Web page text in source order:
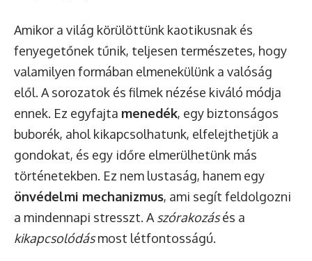
Amikor a világ körülöttünk kaotikusnak és
fenyegetőnek tűnik, teljesen természetes, hogy
valamilyen formában elmenekülünk a valóság
elől. A sorozatok és filmek nézése kiváló módja
ennek. Ez egyfajta menedék, egy biztonságos
buborék, ahol kikapcsolhatunk, elfelejthetjük a
gondokat, és egy időre elmerülhetünk más
történetekben. Ez nem lustaság, hanem egy
önvédelmi mechanizmus, ami segít feldolgozni
a mindennapi stresszt. A szórakozásés a
kikapcsolódásmost létfontosságú.